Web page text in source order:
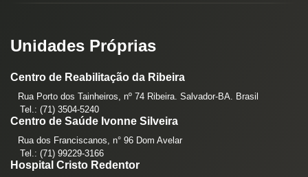
Unidades Próprias
Centro de Reabilitação da Ribeira
Rua Porto dos Tainheiros, nº 74 Ribeira. Salvador-BA. Brasil
Tel.: (71) 3504-5240
Centro de Saúde Ivonne Silveira
Rua dos Franciscanos, n° 96 Dom Avelar
Tel.: (71) 99229-3166
Hospital Cristo Redentor